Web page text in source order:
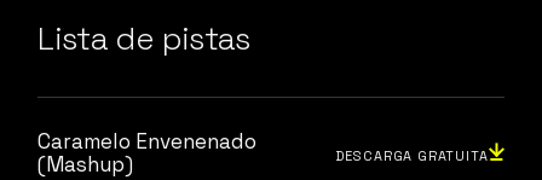
Lista de pistas
Caramelo Envenenado
(Mashup)
DESCARGA GRATUITA